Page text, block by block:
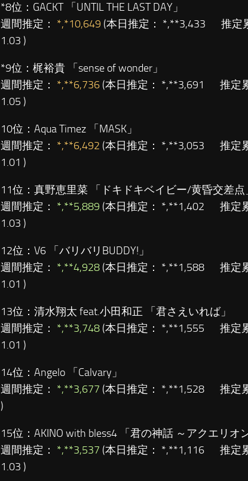
*8位： GACKT 「UNTIL THE LAST DAY」
週間推定： *,*10,649 (本日推定： *,**3,433 推定
1.03 )
*9位： 梶裕貴 「sense of wonder」
週間推定： *,**6,736 (本日推定： *,**3,691 推定
1.05 )
10位： Aqua Timez 「MASK」
週間推定： *,**6,492 (本日推定： *,**3,053 推定
1.01 )
11位： 真野恵里菜 「ドキドキベイビー/黄昏交差点
週間推定： *,**5,889 (本日推定： *,**1,402 推定
1.03 )
12位： V6 「バリバリBUDDY!」
週間推定： *,**4,928 (本日推定： *,**1,588 推定
1.01 )
13位： 清水翔太 feat.小田和正 「君さえいれば」
週間推定： *,**3,748 (本日推定： *,**1,555 推定
1.01 )
14位： Angelo 「Calvary」
週間推定： *,**3,677 (本日推定： *,**1,528 推定
)
15位： AKINO with bless4 「君の神話 ～アクエリオ
週間推定： *,**3,537 (本日推定： *,**1,116 推定
1.03 )